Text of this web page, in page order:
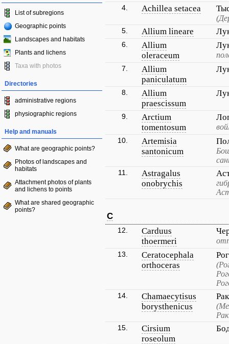
List of subregions
Geographic points
Landscapes and habitats
Plants and lichens
Taxa with photos
Directories
administrative regions
physiographic regions
Help and manuals
What are geographic points?
Photos of landscapes and
habitats
Attachment photos of plants
and lichens to points
What are shared geographic
points?
4. Achillea setacea
5. Allium lineare
6.
Allium
oleraceum
7.
Allium
paniculatum
8.
Allium
praescissum
9.
Arctium
tomentosum
10.
Artemisia
santonicum
11.
Astragalus
onobrychis
C
12.
Carduus
thoermeri
13.
Ceratocephala
orthoceras
14.
Chamaecytisus
borysthenicus
15.
Cirsium
roseolum